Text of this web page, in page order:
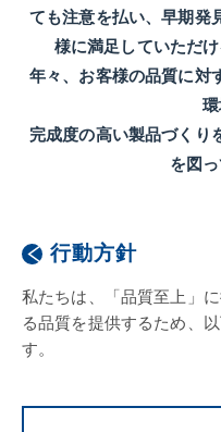
ても注意を払い、早期発
様に満足していただ
年々、お客様の品質に対
環
完成度の高い製品づくり
を図っ
行動方針
私たちは、「品質至上」
る品質を提供するため、
す。